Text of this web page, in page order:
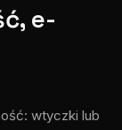
e-
wtyczki lub